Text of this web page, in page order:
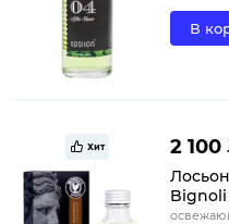
В
Хит 2 100
Bignoli